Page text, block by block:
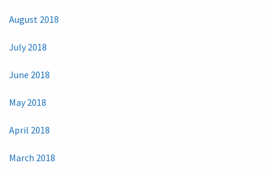
August 2018
July 2018
June 2018
May 2018
April 2018
March 2018